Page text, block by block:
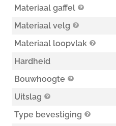
Materiaal gaffel
Materiaal velg
Materiaal loopvlak
Hardheid
Bouwhoogte
Uitslag
Type bevestiging